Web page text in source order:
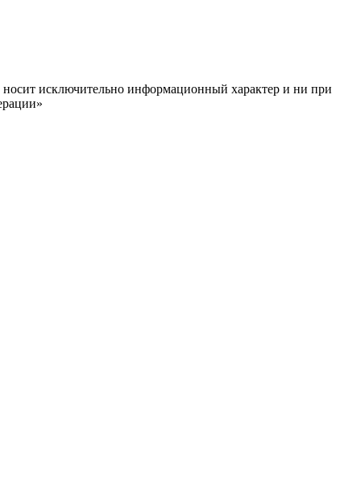
исключительно информационный характер и ни при